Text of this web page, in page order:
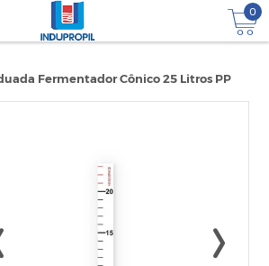
0
Fermentador Cônico 25 Litros PP